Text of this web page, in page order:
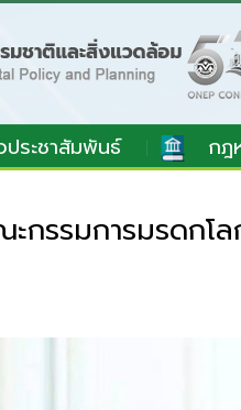
ประชาสัมพันธ์ กฎ
กรรมการมรดกโ